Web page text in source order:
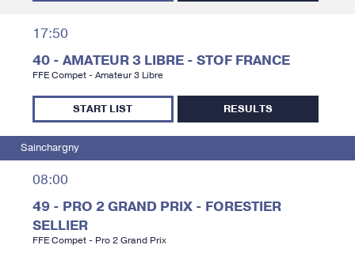
17:50
40 - AMATEUR 3 LIBRE - STOF FRANCE
FFE Compet - Amateur 3 Libre
START LIST RESULTS
Sainchargny
08:00
49 - PRO 2 GRAND PRIX - FORESTIER
SELLIER
FFE Compet - Pro 2 Grand Prix